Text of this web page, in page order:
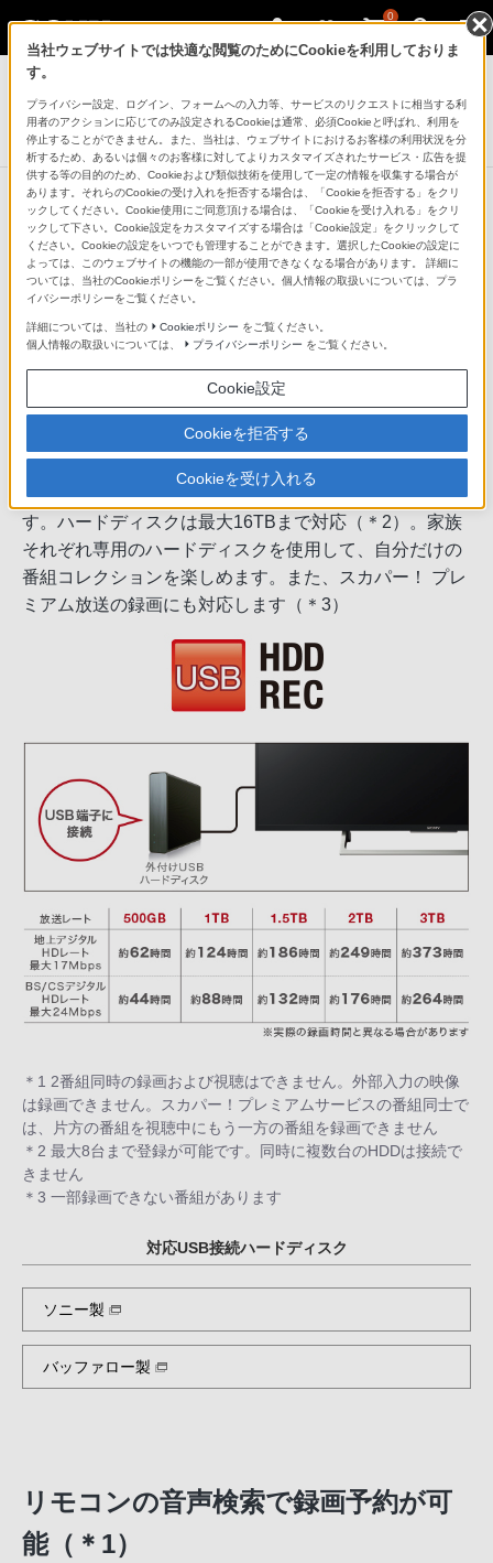
0
テレビ ブラビア
4K液晶テレビ
X8000Eシリーズ
テレビ番組を見ながら裏番組が録画
できる「外付けHDD裏番組録画」対
応（＊1）
別売のUSBハードディスク（HDD）を対応のブラビアに
接続するだけで、手軽にテレビ番組の録画が可能。ハイ
ビジョン映像もそのままの画質で録画できます。また、
視聴している番組をそのまま録画したり、ブラビアの電
子番組表（EPG）からかんたんに録画予約したりできま
す。ハードディスクは最大16TBまで対応（＊2）。家族
それぞれ専用のハードディスクを使用して、自分だけの
番組コレクションを楽しめます。また、スカパー！ プレ
ミアム放送の録画にも対応します（＊3）
＊1 2番組同時の録画および視聴はできません。外部入力の映像
は録画できません。スカパー！プレミアムサービスの番組同士で
は、片方の番組を視聴中にもう一方の番組を録画できません
＊2 最大8台まで登録が可能です。同時に複数台のHDDは接続で
きません
＊3 一部録画できない番組があります
対応USB接続ハードディスク
ソニー製
バッファロー製
リモコンの音声検索で録画予約が可
能（＊1）
当社ウェブサイトでは快適な閲覧のためにCookieを利用しておりま
す。
プライバシー設定、ログイン、フォームへの入力等、サービスのリクエストに相当する利
用者のアクションに応じてのみ設定されるCookieは通常、必須Cookieと呼ばれ、利用を
停止することができません。また、当社は、ウェブサイトにおけるお客様の利用状況を分
析するため、あるいは個々のお客様に対してよりカスタマイズされたサービス・広告を提
供する等の目的のため、Cookieおよび類似技術を使用して一定の情報を収集する場合が
あります。それらのCookieの受け入れを拒否する場合は、「Cookieを拒否する」をクリ
ックしてください。Cookie使用にご同意頂ける場合は、「Cookieを受け入れる」をクリ
ックして下さい。Cookie設定をカスタマイズする場合は「Cookie設定」をクリックして
ください。Cookieの設定をいつでも管理することができます。選択したCookieの設定に
よっては、このウェブサイトの機能の一部が使用できなくなる場合があります。 詳細に
ついては、当社のCookieポリシーをご覧ください。個人情報の取扱いについては、プラ
イバシーポリシーをご覧ください。
詳細については、当社の Cookieポリシー をご覧ください。
個人情報の取扱いについては、
プライバシーポリシー をご覧ください。
Cookie設定
Cookieを拒否する
Cookieを受け入れる